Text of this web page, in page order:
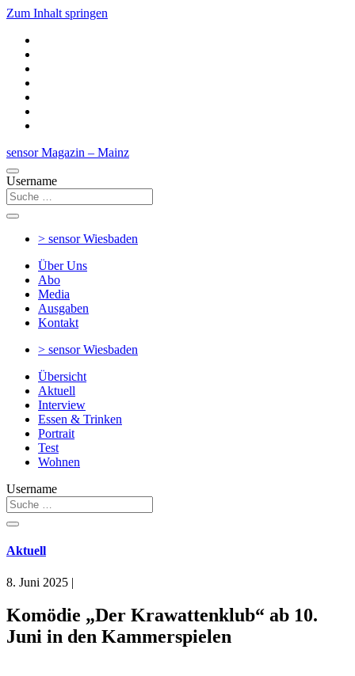
Zum Inhalt springen
sensor Magazin – Mainz
Username
> sensorWiesbaden
Über Uns
Abo
Media
Ausgaben
Kontakt
> sensorWiesbaden
Übersicht
Aktuell
Interview
Essen & Trinken
Portrait
Test
Wohnen
Username
Aktuell
8. Juni 2025 |
Komödie „Der Krawattenklub“ ab 10.
Juni in den Kammerspielen